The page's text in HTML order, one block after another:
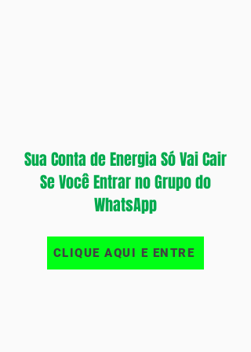
Sua Conta de Energia Só Vai Cair
Se Você Entrar no Grupo do
WhatsApp
CLIQUE AQUI E ENTRE